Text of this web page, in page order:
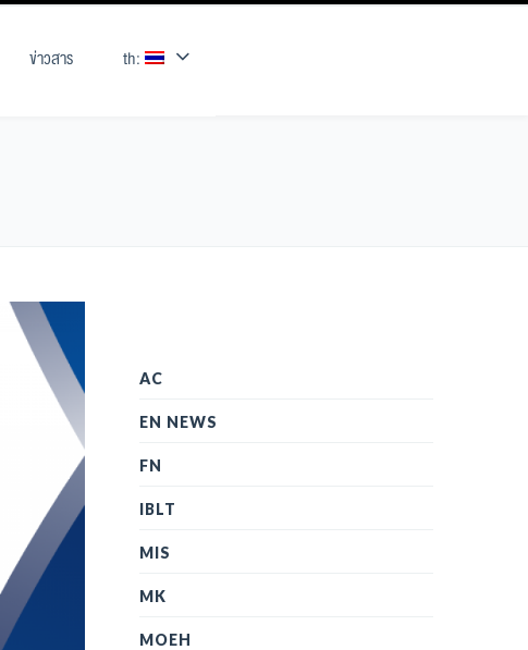
ข่าวสาร th:
AC
EN NEWS
FN
IBLT
MIS
MK
MOEH